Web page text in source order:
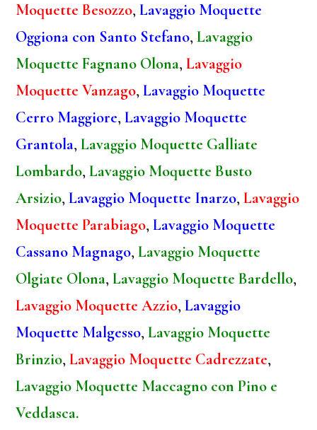
Moquette Besozzo,Lavaggio Moquette
Oggiona con Santo Stefano,Lavaggio
Moquette Fagnano Olona,Lavaggio
Moquette Vanzago,Lavaggio Moquette
Cerro Maggiore,Lavaggio Moquette
Grantola,Lavaggio Moquette Galliate
Lombardo,Lavaggio Moquette Busto
Arsizio,Lavaggio Moquette Inarzo,Lavaggio
Moquette Parabiago,Lavaggio Moquette
Cassano Magnago,Lavaggio Moquette
Olgiate Olona,Lavaggio Moquette Bardello,
Lavaggio Moquette Azzio,Lavaggio
Moquette Malgesso,Lavaggio Moquette
Brinzio,Lavaggio Moquette Cadrezzate,
Lavaggio Moquette Maccagno con Pino e
Veddasca.